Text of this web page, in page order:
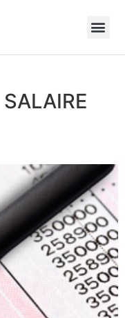
SALAIRE